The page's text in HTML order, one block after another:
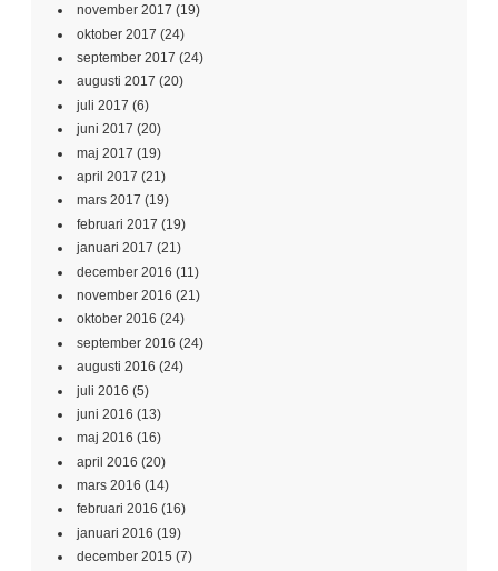
november 2017 (19)
oktober 2017 (24)
september 2017 (24)
augusti 2017 (20)
juli 2017 (6)
juni 2017 (20)
maj 2017 (19)
april 2017 (21)
mars 2017 (19)
februari 2017 (19)
januari 2017 (21)
december 2016 (11)
november 2016 (21)
oktober 2016 (24)
september 2016 (24)
augusti 2016 (24)
juli 2016 (5)
juni 2016 (13)
maj 2016 (16)
april 2016 (20)
mars 2016 (14)
februari 2016 (16)
januari 2016 (19)
december 2015 (7)